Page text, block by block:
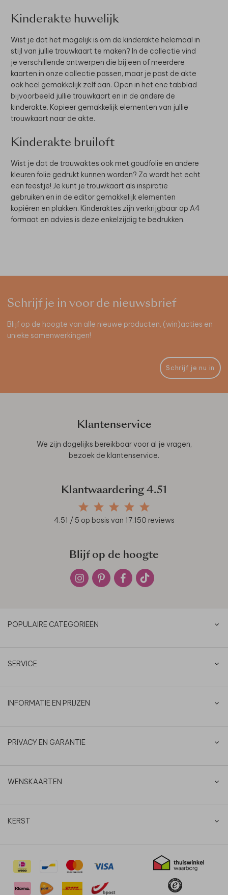
Kinderakte huwelijk
Wist je dat het mogelijk is om de kinderakte helemaal in
stijl van jullie trouwkaart te maken? In de collectie vind
je verschillende ontwerpen die bij een of meerdere
kaarten in onze collectie passen, maar je past de akte
ook heel gemakkelijk zelf aan. Open in het ene tabblad
bijvoorbeeld jullie trouwkaart en in de andere de
kinderakte. Kopieer gemakkelijk elementen van jullie
trouwkaart naar de akte.
Kinderakte bruiloft
Wist je dat de trouwaktes ook met goudfolie en andere
kleuren folie gedrukt kunnen worden? Zo wordt het echt
een feestje! Je kunt je trouwkaart als inspiratie
gebruiken en in de editor gemakkelijk elementen
kopiëren en plakken. Kinderaktes zijn verkrijgbaar op A4
formaat en advies is deze enkelzijdig te bedrukken.
Schrijf je in voor de nieuwsbrief
Blijf op de hoogte van alle nieuwe producten, (win)acties en
unieke samenwerkingen!
Schrijf je nu in
Klantenservice
We zijn dagelijks bereikbaar voor al je vragen,
bezoek de klantenservice.
Klantwaardering 4.51
4.51 / 5 op basis van 17.150 reviews
Blijf op de hoogte
POPULAIRE CATEGORIEËN
SERVICE
INFORMATIE EN PRIJZEN
PRIVACY EN GARANTIE
WENSKAARTEN
KERST